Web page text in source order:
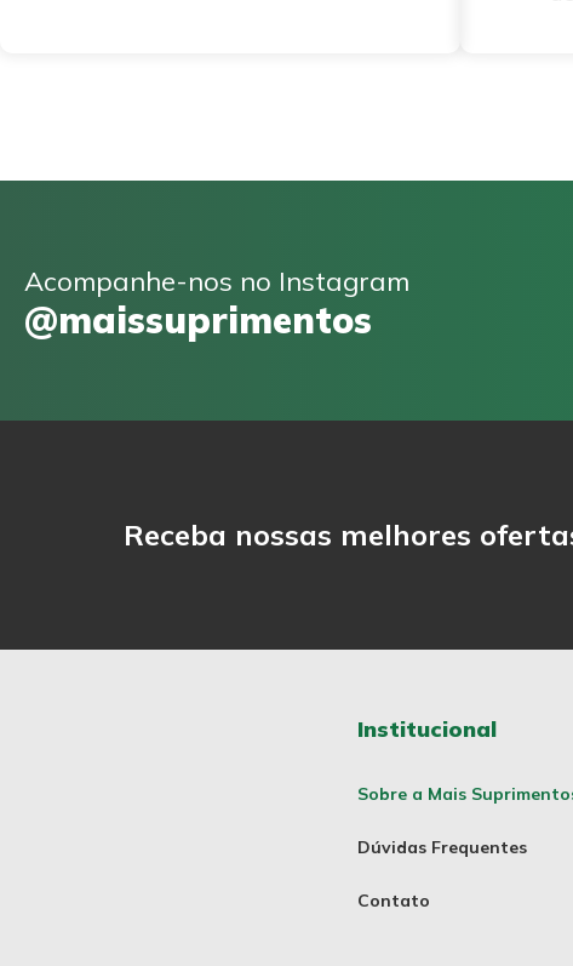
Acompanhe-nos no Instagram
@maissuprimentos
Receba nossas melhores
Institucional
Sobre a Mais
Dúvidas Frequentes
Contato